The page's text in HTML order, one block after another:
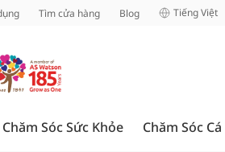
Tìm cửa hàng Blog Tiếng Việt
Chăm Sóc Sức Khỏe Chăm Sóc